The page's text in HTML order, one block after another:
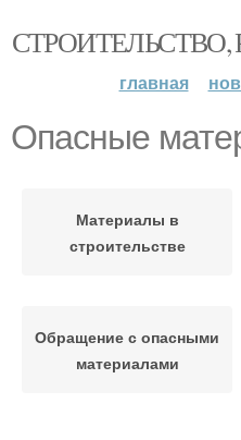
главная
Опасные
Материалы в
строительстве
Обращение с опасными
материалами